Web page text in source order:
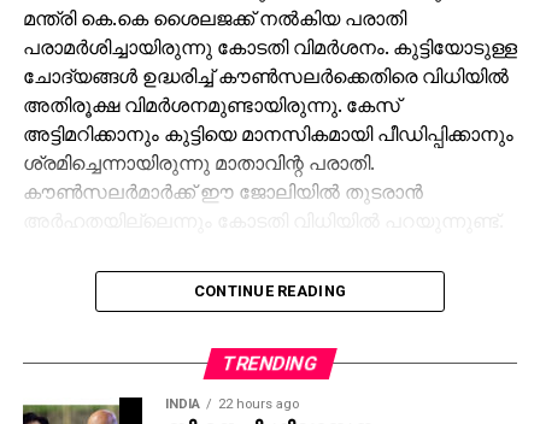
മന്ത്രി കെ.കെ ശൈലജക്ക് നൽകിയ പരാതി
പരാമർശിച്ചായിരുന്നു കോടതി വിമർശനം. കുട്ടിയോടുള്ള
ചോദ്യങ്ങൾ ഉദ്ധരിച്ച് കൗൺസലർക്കെതിരെ വിധിയിൽ
അതിരൂക്ഷ വിമർശനമുണ്ടായിരുന്നു. കേസ്
അട്ടിമറിക്കാനും കുട്ടിയെ മാനസികമായി പീഡിപ്പിക്കാനും
ശ്രമിച്ചെന്നായിരുന്നു മാതാവിന്റ പരാതി.
കൗൺസലർമാർക്ക് ഈ ജോലിയിൽ തുടരാൻ
അശ്ലീലച്ചുവയുള്ള ചോദ്യങ്ങൾ ചോദിച്ചപ്പോൾ
അവിടെ ഉണ്ടായിരുന്ന പൊലീസ് ഉദ്യോഗസ്ഥൻ
പ്രസ്തുത മാനസികാരോഗ്യ ഉദ്യോഗസ്ഥർ നൽകിയ
റിപ്പോർട്ടിലെ ഓരോ ചോദ്യങ്ങളും വിശദമായി
പരിശോധിച്ച കോടതി, അവരുടെ ചോദ്യങ്ങൾ വഴി
CONTINUE READING
TRENDING
INDIA 22 hours ago